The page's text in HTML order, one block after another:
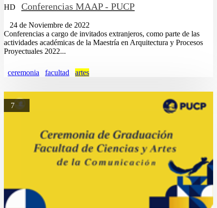
HD Conferencias MAAP - PUCP
24 de Noviembre de 2022
Conferencias a cargo de invitados extranjeros, como parte de las
actividades académicas de la Maestría en Arquitectura y Procesos
Proyectuales 2022...
ceremonia facultad artes
7